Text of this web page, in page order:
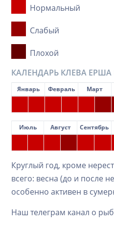
Нормальный
Слабый
Плохой
КАЛЕНДАРЬ КЛЕВА
Январь Февраль Март
Июль Август Сентябрь
Круглый год, кроме
всего: весна (до и после
особенно активен в
Наш телеграм канал о